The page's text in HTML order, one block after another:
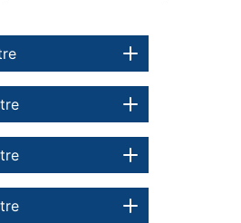
aPolítica de Privacidade.
Cruzeiro do Sul.